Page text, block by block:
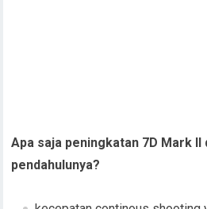
Apa saja peningkatan 7D Mark II
pendahulunya?